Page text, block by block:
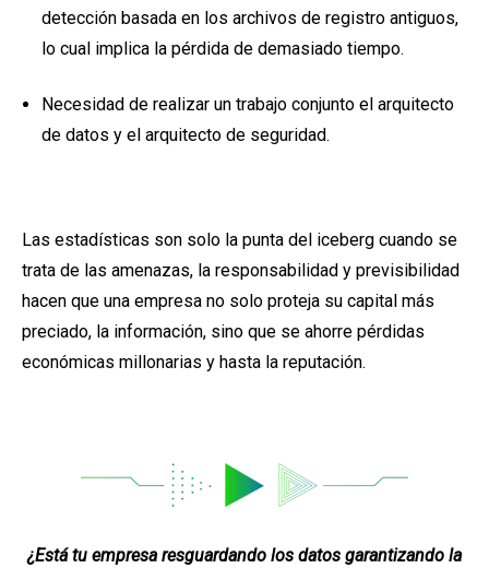
detección basada en los archivos de registro antiguos,
lo cual implica la pérdida de demasiado tiempo.
Necesidad de realizar un trabajo conjunto el arquitecto
de datos y el arquitecto de seguridad.
Las estadísticas son solo la punta del iceberg cuando se
trata de las amenazas, la responsabilidad y previsibilidad
hacen que una empresa no solo proteja su capital más
preciado, la información, sino que se ahorre pérdidas
económicas millonarias y hasta la reputación.
¿Está tu empresa resguardando los datos garantizando la